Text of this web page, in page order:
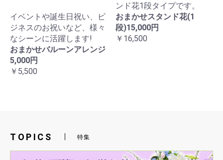
2023/05/28 お客様から公演祝用盛花スタンドのご注
文をいただき、川崎区「クラブチッタ川崎」に配送
いたしました。
2023/05/27 お客様からお誕生日祝い用アレンジメン
トのご注文をいただき、川崎区東田町に配送いたし
ました。
2023/05/26 お客様から演台用アレンジメントのご注
文をいただき、川崎市川崎区へヤマト便にて配送い
たしました。
だき、横浜市鶴見区へヤマト便にて配送いたしまし
2023/05/07 お客様からお誕生日祝い用盛花スタンド
イベントや誕生日祝い、ビ
ジネスのお祝いなど、様々
なシーンに活躍します!
おまかせバルーンアレンジ
5,000円
￥5,500
ンド花1段タイプです。
おまかせスタンド花(1
段)15,000円
￥16,500
TOPICS 特集